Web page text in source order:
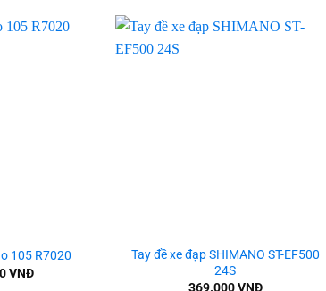
105 R7020
VNĐ
Tay đề xe đạp SHIMANO ST-EF500
24S